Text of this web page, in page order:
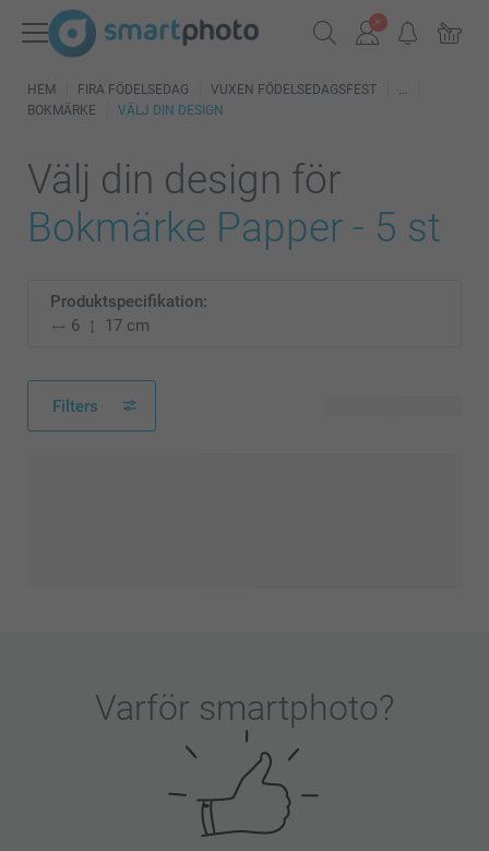
HEM FIRA FÖDELSEDAG
VUXEN FÖDELSEDAGSFEST
BOKMÄRKE
VÄLJ DIN DESIGN
Välj din design för
Bokmärke Papper - 5 st
Produktspecifikation:
6
17 cm
Filters
Varför smartphoto?